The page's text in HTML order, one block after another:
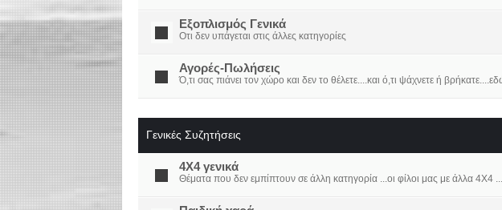
Εξοπλισμός Γενικά
Οτι δεν υπάγεται στις άλλες κατηγορίες
Αγορές-Πωλήσεις
Ό,τι σας πιάνει τον χώρο και δεν το θέλετε....και ό,τι ψάχνετε ή
Γενικές Συζητήσεις
4X4 γενικά
Θέματα που δεν εμπίπτουν σε άλλη κατηγορία ...οι φίλοι μας με άλλα 4Χ4